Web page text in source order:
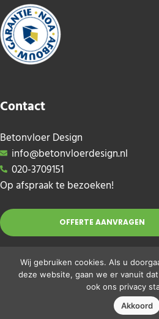
Contact
Betonvloer Design
info@betonvloerdesign.nl
020-3709151
Op afspraak te bezoeken!
OFFERTE AANVRAGEN
Copyright © 2026 ·
Wij gebruiken cookies. Als u
deze website, gaan we er vanuit
ook ons privacy
Akkoord